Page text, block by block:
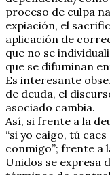
proceso de culpa
expiación, el
aplicación de
que no se
que se difuminan
Es interesante
de deuda, el
asociado cambia.
Así, si frente a la
“si yo caigo, tú caes
conmigo”; frente a
Unidos se expresa